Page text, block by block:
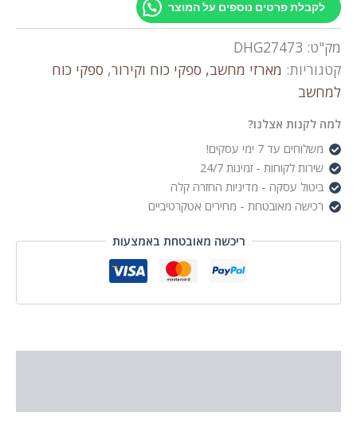
ZM400-
POWER
SUPPLY
לקבלת פרטים נוספים על המוצר
מק"ט: DHG27473
קטגוריות: מארזי מחשב, ספקי כוח וקירור, ספקי כוח
למחשב
למה לקנות אצלנו?
משלוחים עד 7 ימי עסקים!
שירות לקוחות - זמינות 24/7
ביטול עסקה - מדיניות החזרה קלה
רכישה מאובטחת - מחירים אטקרטיביים
ריכשה מאובטחת באמצעות